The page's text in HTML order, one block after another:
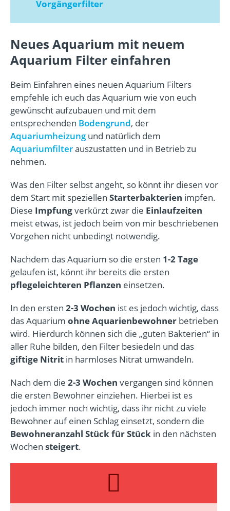
Vorgängerfilter
Neues Aquarium mit neuem
Aquarium Filter einfahren
Beim Einfahren eines neuen Aquarium Filters
empfehle ich euch das Aquarium wie von euch
gewünscht aufzubauen und mit dem
entsprechenden Bodengrund, der
Aquariumheizungund natürlich dem
Aquariumfilterauszustatten und in Betrieb zu
nehmen.
Was den Filter selbst angeht, so könnt ihr diesen vor
dem Start mit speziellen Starterbakterien impfen.
Diese Impfungverkürzt zwar die Einlaufzeiten
meist etwas, ist jedoch beim von mir beschriebenen
Vorgehen nicht unbedingt notwendig.
Nachdem das Aquarium so die ersten 1-2 Tage
gelaufen ist, könnt ihr bereits die ersten
pflegeleichteren Pflanzen einsetzen.
In den ersten 2-3 Wochen ist es jedoch wichtig, dass
das Aquarium ohne Aquarienbewohner betrieben
wird. Hierdurch können sich die „guten Bakterien“ in
aller Ruhe bilden, den Filter besiedeln und das
giftige Nitrit in harmloses Nitrat umwandeln.
Nach dem die 2-3 Wochen vergangen sind können
die ersten Bewohner einziehen. Hierbei ist es
jedoch immer noch wichtig, dass ihr nicht zu viele
Bewohner auf einen Schlag einsetzt, sondern die
Bewohneranzahl Stück für Stück in den nächsten
Wochen steigert.